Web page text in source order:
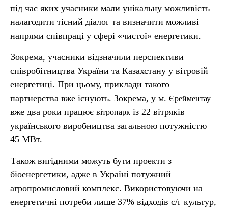
під час яких учасники мали унікальну можливість
налагодити тісний діалог та визначити можливі
напрями співпраці у сфері «чистої» енергетики.
Зокрема, учасники відзначили перспективи
співробітництва України та Казахстану у вітровій
енергетиці. При цьому, приклади такого
партнерства вже існують. Зокрема, у м. Єрейментау
вже два роки працює вітропарк із 22 вітряків
українського виробництва загальною потужністю
45 МВт.
Також вигідними можуть бути проекти з
біоенергетики, адже в Україні потужний
агропромисловий комплекс. Використовуючи на
енергетичні потреби лише 37% відходів с/г культур,